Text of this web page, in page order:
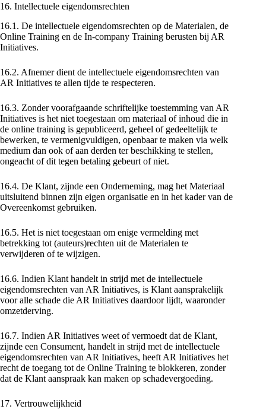
16. Intellectuele eigendomsrechten
16.1. De intellectuele eigendomsrechten op de Materialen, de
Online Training en de In-company Training berusten bij AR
Initiatives.
16.2. Afnemer dient de intellectuele eigendomsrechten van
AR Initiatives te allen tijde te respecteren.
16.3. Zonder voorafgaande schriftelijke toestemming van AR
Initiatives is het niet toegestaan om materiaal of inhoud die in
de online training is gepubliceerd, geheel of gedeeltelijk te
bewerken, te vermenigvuldigen, openbaar te maken via welk
medium dan ook of aan derden ter beschikking te stellen,
ongeacht of dit tegen betaling gebeurt of niet.
16.4. De Klant, zijnde een Onderneming, mag het Materiaal
uitsluitend binnen zijn eigen organisatie en in het kader van de
Overeenkomst gebruiken.
16.5. Het is niet toegestaan om enige vermelding met
betrekking tot (auteurs)rechten uit de Materialen te
verwijderen of te wijzigen.
16.6. Indien Klant handelt in strijd met de intellectuele
eigendomsrechten van AR Initiatives, is Klant aansprakelijk
voor alle schade die AR Initiatives daardoor lijdt, waaronder
omzetderving.
16.7. Indien AR Initiatives weet of vermoedt dat de Klant,
zijnde een Consument, handelt in strijd met de intellectuele
eigendomsrechten van AR Initiatives, heeft AR Initiatives het
recht de toegang tot de Online Training te blokkeren, zonder
dat de Klant aanspraak kan maken op schadevergoeding.
17. Vertrouwelijkheid